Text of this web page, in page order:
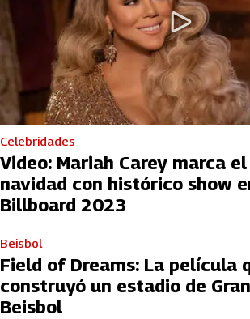
Celebridades
Video: Mariah Carey marca
navidad con histórico show
Billboard 2023
Beisbol
Field of Dreams: La película
construyó un estadio de
Beisbol